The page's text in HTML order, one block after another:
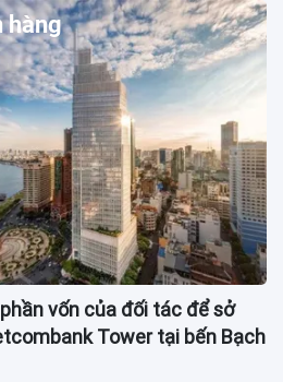
hàng
vốn của đối tác để sở
Tower tại bến Bạch